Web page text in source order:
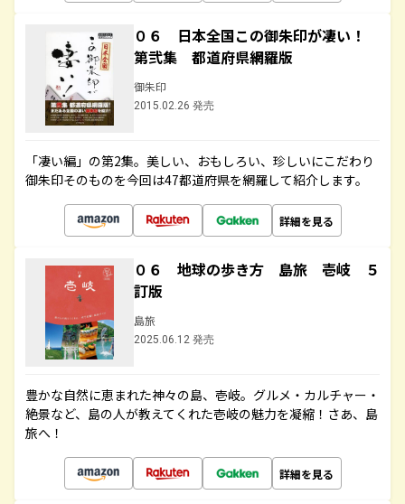
０６ 日本全国この御朱印が凄い！
第弐集 都道府県網羅版
御朱印
2015.02.26 発売
「凄い編」の第2集。美しい、おもしろい、珍しいにこだわり
御朱印そのものを今回は47都道府県を網羅して紹介します。
詳細を見る
０６ 地球の歩き方 島旅 壱岐 ５
訂版
島旅
2025.06.12 発売
豊かな自然に恵まれた神々の島、壱岐。グルメ・カルチャー・
絶景など、島の人が教えてくれた壱岐の魅力を凝縮！さあ、島
旅へ！
詳細を見る